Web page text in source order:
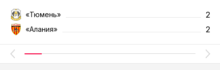
«Тюмень» 2
«Алания» 2